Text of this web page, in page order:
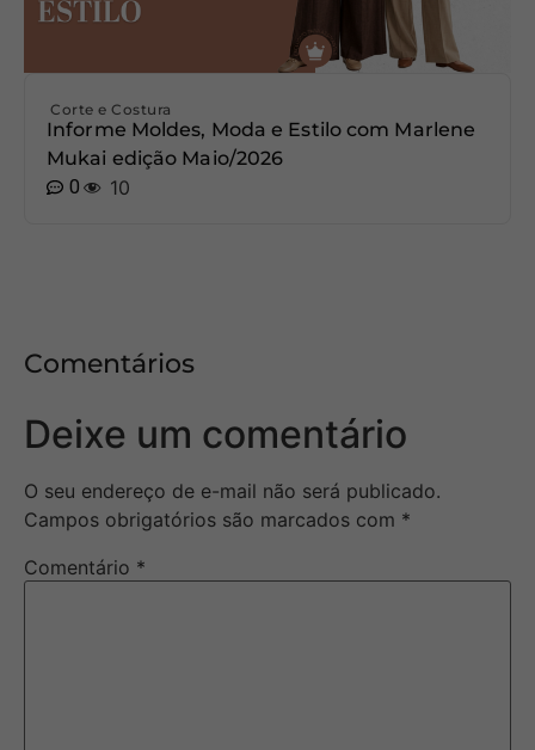
Corte e Costura
Informe Moldes, Moda e Estilo com Marlene
Mukai edição Maio/2026
0
10
Comentários
Deixe um comentário
O seu endereço de e-mail não será publicado.
Campos obrigatórios são marcados com *
Comentário *